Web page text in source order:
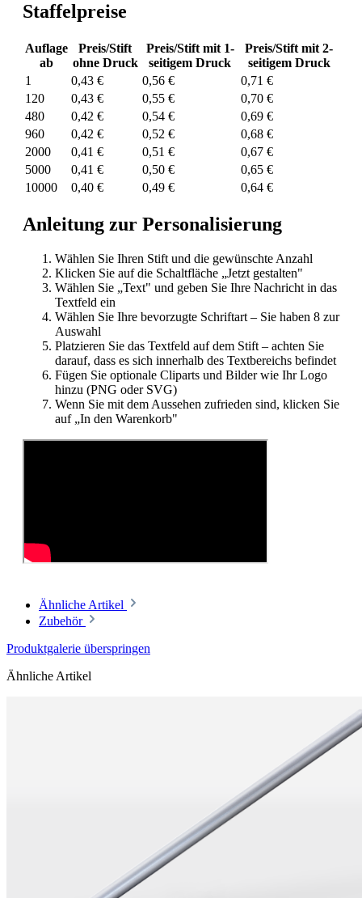
Staffelpreise
Auflage
ab
Preis/Stift
ohne Druck
Preis/Stift mit 1-
seitigem Druck
Preis/Stift mit 2-
seitigem Druck
1
0,43 € 0,56 €
0,71 €
120
0,43 € 0,55 €
0,70 €
480
0,42 € 0,54 €
0,69 €
960
0,42 € 0,52 €
0,68 €
2000
0,41 € 0,51 €
0,67 €
5000
0,41 € 0,50 €
0,65 €
10000
0,40 € 0,49 € 0,64 €
Anleitung zur Personalisierung
Wählen Sie Ihren Stift und die gewünschte Anzahl
Klicken Sie auf die Schaltfläche „Jetzt gestalten"
Wählen Sie „Text" und geben Sie Ihre Nachricht in das
Textfeld ein
Wählen Sie Ihre bevorzugte Schriftart – Sie haben 8 zur
Auswahl
Platzieren Sie das Textfeld auf dem Stift – achten Sie
darauf, dass es sich innerhalb des Textbereichs befindet
Fügen Sie optionale Cliparts und Bilder wie Ihr Logo
hinzu (PNG oder SVG)
Wenn Sie mit dem Aussehen zufrieden sind, klicken Sie
auf „In den Warenkorb"
Ähnliche Artikel
Zubehör
Produktgalerie überspringen
Ähnliche Artikel